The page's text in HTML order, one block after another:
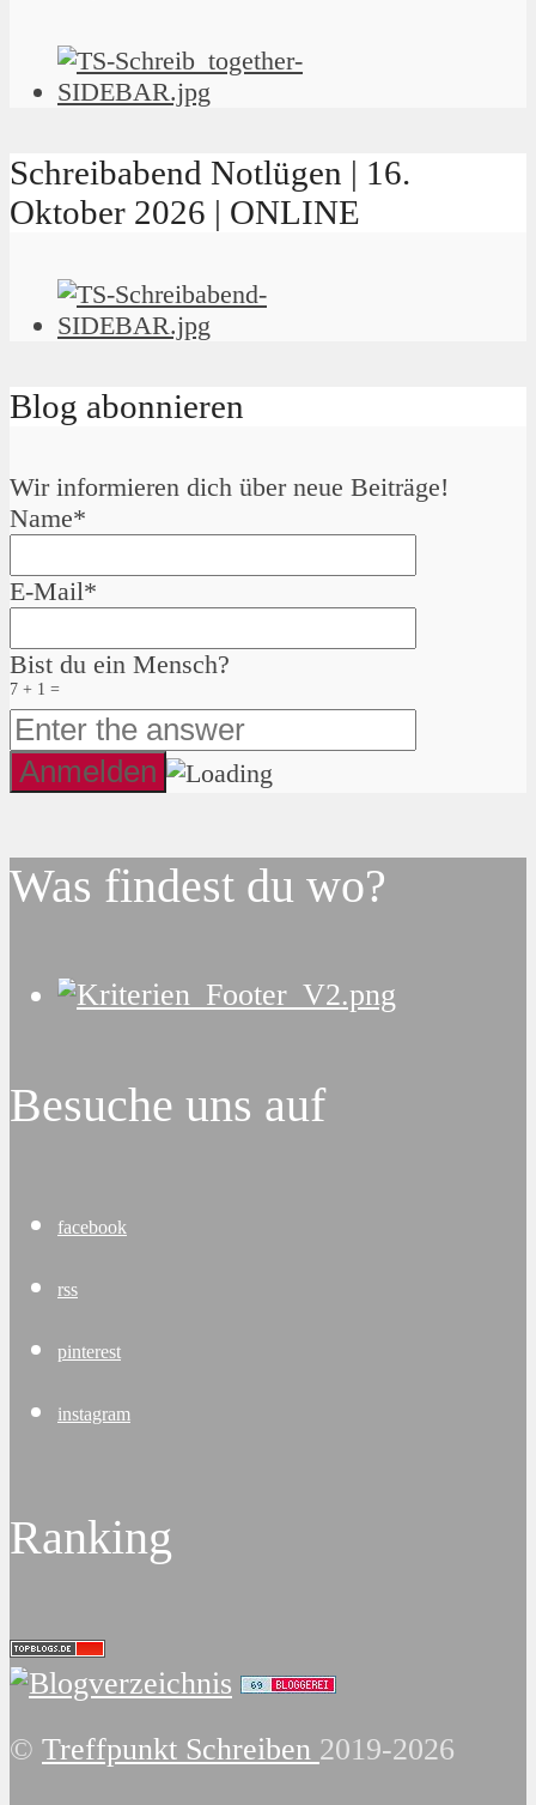
Schreibabend Notlügen | 16.
Oktober 2026 | ONLINE
Blog abonnieren
Wir informieren dich über neue Beiträge!
Name*
E-Mail*
Bist du ein Mensch?
7 + 1 =
Was findest du wo?
Besuche uns auf
facebook
rss
pinterest
instagram
Ranking
© Treffpunkt Schreiben 2019-2026